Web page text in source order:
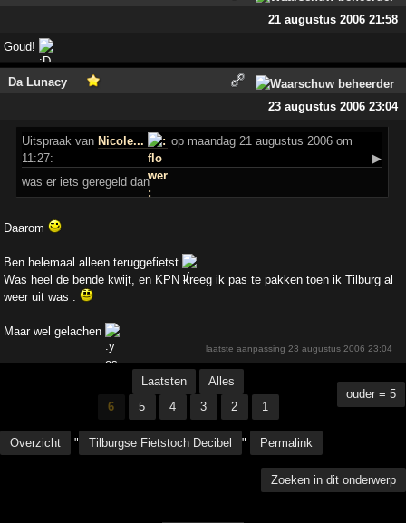
21 augustus 2006 21:58
Goud!
Da Lunacy
23 augustus 2006 23:04
Uitspraak van Nicole...
op maandag 21 augustus 2006 om
11:27:
▶
was er iets geregeld dan
Daarom
Ben helemaal alleen teruggefietst
Was heel de bende kwijt, en KPN kreeg ik pas te pakken toen ik Tilburg al
weer uit was .
Maar wel gelachen
laatste aanpassing23 augustus 2006 23:04
Laatsten
Alles
6
5 4 3 2 1
ouder ≡ 5
Overzicht " Tilburgse Fietstoch Decibel " Permalink
Zoeken in dit onderwerp